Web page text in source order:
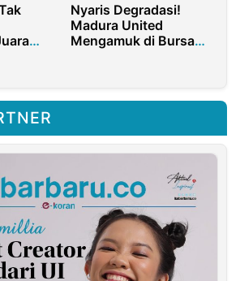
Nyaris Degradasi!
Madura United
Mengamuk di Bursa